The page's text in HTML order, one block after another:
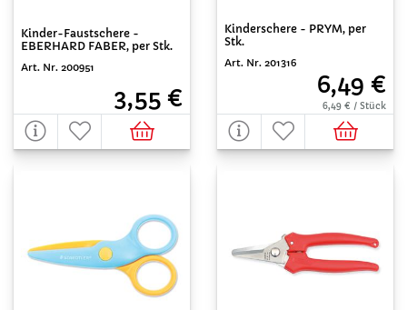
Kinder-Faustschere -
EBERHARD FABER, per Stk.
Art. Nr. 200951
3,55 €
Kinderschere - PRYM, per
Stk.
Art. Nr. 201316
6,49 €
6,49 € / Stück